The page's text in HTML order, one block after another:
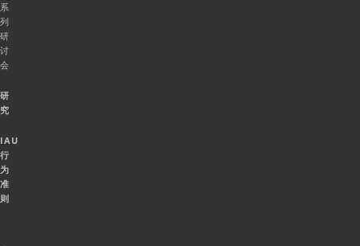
系
列
研
讨
会
研
究
IAU
行
为
准
则